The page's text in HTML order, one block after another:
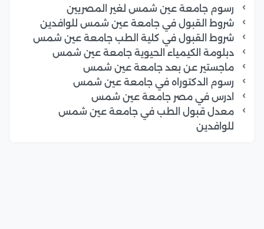
رسوم جامعة عين شمس لغير المصريين
شروط القبول في جامعة عين شمس للوافدين
شروط القبول في كلية الطب جامعة عين شمس
دبلومة الكيمياء الحيوية جامعة عين شمس
ماجستير عن بعد جامعة عين شمس
رسوم الدكتوراه في جامعة عين شمس
ادرس في مصر جامعة عين شمس
معدل قبول الطب في جامعة عين شمس
للوافدين